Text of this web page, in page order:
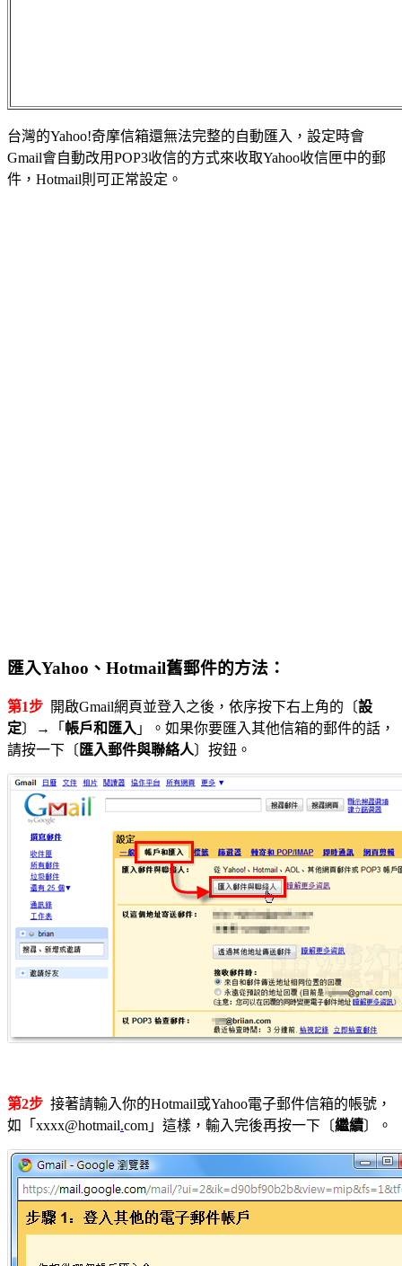
台灣的Yahoo!奇摩信箱還無法完整的自動匯入，設定時會
Gmail會自動改用POP3收信的方式來收取Yahoo收信匣中的郵
件，Hotmail則可正常設定。
匯入Yahoo、Hotmail舊郵件的方法：
第1步 開啟Gmail網頁並登入之後，依序按下右上角的〔設
定〕→「 帳戶和匯入 」。如果你要匯入其他信箱的郵件的話，
請按一下〔 匯入郵件與聯絡人〕按鈕。
第2步 接著請輸入你的Hotmail或Yahoo電子郵件信箱的帳號，
如「xxxx@hotmail.com」這樣，輸入完後再按一下〔繼續〕。